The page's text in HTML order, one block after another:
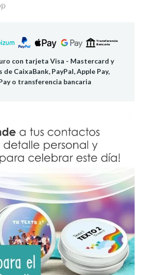
con tarjeta Visa - Mastercard y
de CaixaBank, PayPal, Apple Pay,
o transferencia bancaria